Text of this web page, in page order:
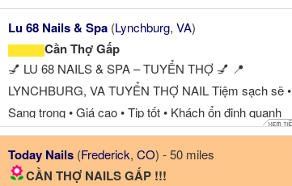
Lu 68 Nails & Spa (Lynchburg,VA)
Cần Thợ Gấp
💅 LU 68 NAILS & SPA – TUYỂN THỢ 💅 📍
LYNCHBURG, VA TUYỂN THỢ NAIL Tiệm sạch sẽ •
Sang trọng • Giá cao • Tip tốt • Khách ổn định quanh
năm ⭐ PHÙ HỢP CHO THỢ MUỐN LÀ...
Today Nails (Frederick,CO) - 50 miles
CẦN THỢ NAILS GẤP !!!